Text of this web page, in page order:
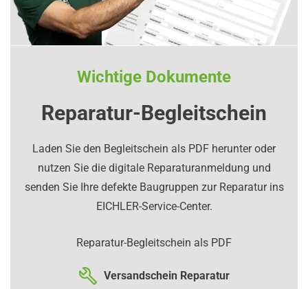
Wichtige Dokumente
Reparatur-Begleitschein
Laden Sie den Begleitschein als PDF herunter oder
nutzen Sie die digitale Reparaturanmeldung und
senden Sie Ihre defekte Baugruppen zur Reparatur ins
EICHLER-Service-Center.
Reparatur-Begleitschein als PDF
Versandschein Reparatur